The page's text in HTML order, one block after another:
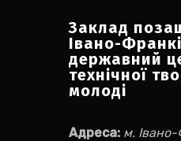
Заклад
Івано-
державний
технічної
молоді
Адреса: м.